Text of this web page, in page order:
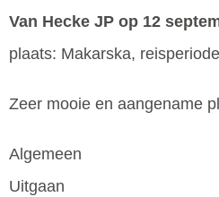
Van Hecke JP op 12
plaats: Makarska,
Zeer mooie en aangename
Algemeen
Uitgaan